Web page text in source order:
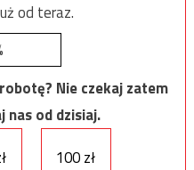
od teraz.
Nie czekaj zatem
nas od dzisiaj.
100 zł